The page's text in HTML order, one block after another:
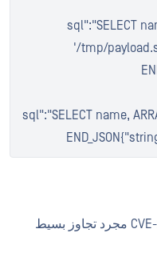
{"sql":"SELECT
'/tmp/
{"sql":"SELECT name,
string']
تجاوز تأثير الثغرة الأمنية CVE-2026-30860 مجرد تجاوز بسيط